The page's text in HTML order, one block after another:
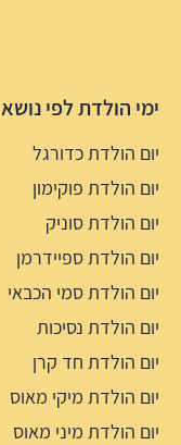
ימי הולדת לפי נושא
יום הולדת כדורגל
יום הולדת פוקימון
יום הולדת סוניק
יום הולדת ספיידרמן
יום הולדת סמי הכבאי
יום הולדת נסיכות
יום הולדת חד קרן
יום הולדת מיקי מאוס
יום הולדת מיני מאוס